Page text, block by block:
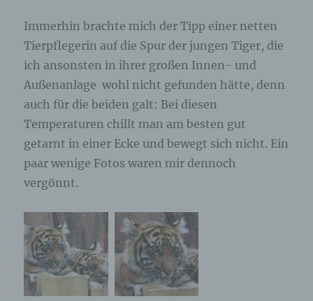
Immerhin brachte mich der Tipp einer netten
Tierpflegerin auf die Spur der jungen Tiger, die
ich ansonsten in ihrer großen Innen- und
Außenanlage wohl nicht gefunden hätte, denn
auch für die beiden galt: Bei diesen
Temperaturen chillt man am besten gut
getarnt in einer Ecke und bewegt sich nicht. Ein
paar wenige Fotos waren mir dennoch
vergönnt.
zuzurechnen ist, nutzt.
Durch eine Registrierung auf der Internetseite des
für die Verarbeitung Verantwortlichen wird ferner
die vom Internet-Service-Provider (ISP) der
betroffenen Person vergebene IP-Adresse, das
Datum sowie die Uhrzeit der Registrierung
gespeichert. Die Speicherung dieser Daten erfolgt
unserer Dienste verhindert werden kann, und
diese Daten im Bedarfsfall ermöglichen,
begangene Straftaten aufzuklären. Insofern ist die
Speicherung dieser Daten zur Absicherung des für
Eine Weitergabe dieser Daten an Dritte erfolgt
grundsätzlich nicht, sofern keine gesetzliche
Pflicht zur Weitergabe besteht oder die Weitergabe
der Strafverfolgung dient.
Die Registrierung der betroffenen Person unter